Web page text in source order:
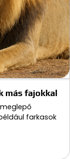
más fajokkal
farkasok